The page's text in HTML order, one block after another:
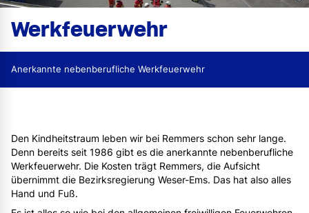
Werkfeuerwehr
Anerkannte nebenberufliche Werkfeuerwehr
Den Kindheitstraum leben wir bei Remmers schon sehr lange.
Denn bereits seit 1986 gibt es die anerkannte nebenberufliche
Werkfeuerwehr. Die Kosten trägt Remmers, die Aufsicht
übernimmt die Bezirksregierung Weser-Ems. Das hat also alles
Hand und Fuß.